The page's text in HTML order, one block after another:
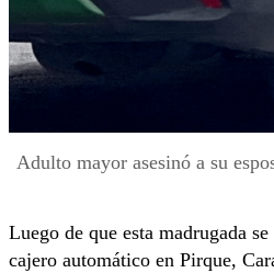
Adulto mayor asesinó a su
Luego de que esta madrugada
cajero automático en Pirque,